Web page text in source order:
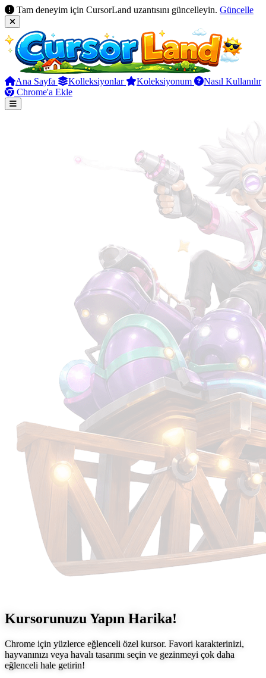
Tam deneyim için CursorLand uzantısını güncelleyin. Güncelle
Ana Sayfa Kolleksiyonlar Koleksiyonum
Nasıl Kullanılır
Chrome'a Ekle
Kursorunuzu Yapın Harika!
Chrome için yüzlerce eğlenceli özel kursor. Favori karakterinizi,
hayvanınızı veya havalı tasarımı seçin ve gezinmeyi çok daha
eğlenceli hale getirin!